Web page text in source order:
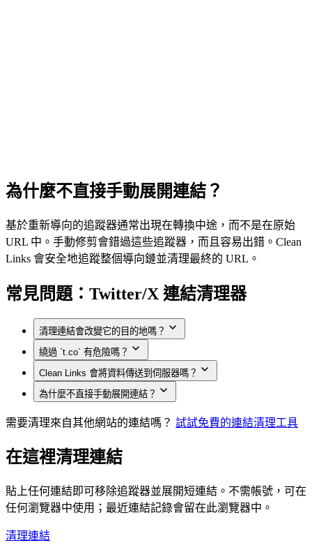
為什麼不直接手動展開連結？
基於重新導向的追蹤器通常出現在轉換中途，而不是在原始
URL 中。手動修剪會錯過這些追蹤器，而且容易出錯。Clean
Links 會安全地追蹤整個導向鏈並清理最終的 URL。
常見問題：Twitter/X 連結清理器
清理連結會改變它的目的地嗎？
不會。清理過程會移除追蹤器並展開短連結，但會保留
原始目的地。
繞過 `t.co` 有危險嗎？
`t.co` 增加了一層安全保護，但它同時也會追蹤您的點擊
並增加重新導向。Clean Links 會在您的裝置上展開它，
並顯示真實的 URL，讓您在開啟或分享前可以自行決
定。
Clean Links 會將資料傳送到伺服器嗎？
不會。所有處理都在裝置上進行，沒有任何日誌或帳
號。
為什麼不直接手動展開連結？
基於重新導向的追蹤器通常出現在轉換中途，而不是在
錯。Clean Links 會安全地追蹤整個導向鏈並清理最終的
需要清理來自其他網站的連結嗎？ 試試免費的連結清理工具
在這裡清理連結
貼上任何連結即可移除追蹤器並展開短連結。不需帳號，可在
任何瀏覽器中使用；最近連結記錄會留在此瀏覽器中。
清理連結